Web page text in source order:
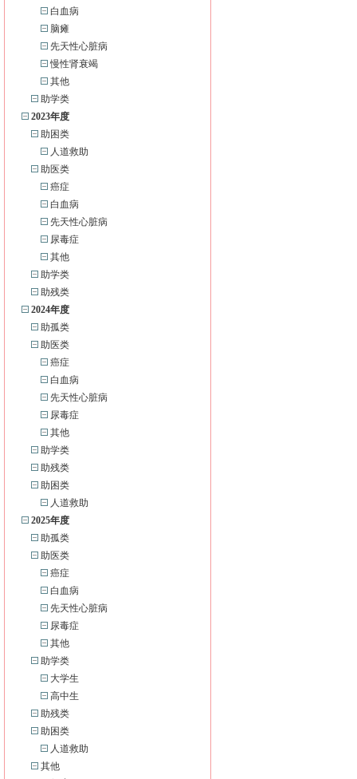
白血病
脑瘫
先天性心脏病
慢性肾衰竭
其他
助学类
2023年度
助困类
人道救助
助医类
癌症
白血病
先天性心脏病
尿毒症
其他
助学类
助残类
2024年度
助孤类
助医类
癌症
白血病
先天性心脏病
尿毒症
其他
助学类
助残类
助困类
人道救助
2025年度
助孤类
助医类
癌症
白血病
先天性心脏病
尿毒症
其他
助学类
大学生
高中生
助残类
助困类
人道救助
其他